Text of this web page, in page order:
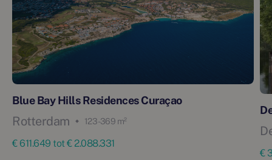
Blue Bay Hills Residences Curaçao
Rotterdam 123 - 369 m²
€ 611.649 tot € 2.088.331
€